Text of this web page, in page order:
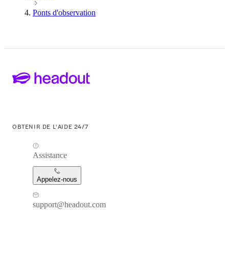
Ponts d'observation
OBTENIR DE L'AIDE 24/7
Assistance
Appelez-nous
support@headout.com